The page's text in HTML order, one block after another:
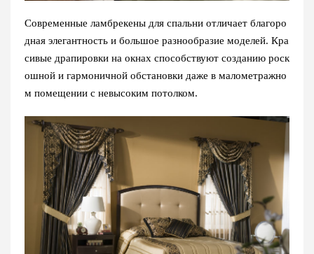
Современные ламбрекены для спальни отличает благоро
дная элегантность и большое разнообразие моделей. Кра
сивые драпировки на окнах способствуют созданию роск
ошной и гармоничной обстановки даже в малометражно
м помещении с невысоким потолком.